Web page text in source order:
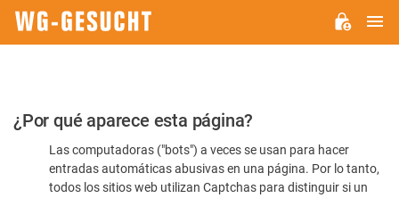
Por
favor,
confirme
¿Por qué aparece esta página?
Las computadoras ("bots") a veces se usan para hacer
entradas automáticas abusivas en una página. Por lo tanto,
todos los sitios web utilizan Captchas para distinguir si un